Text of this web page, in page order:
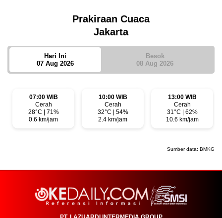
Prakiraan Cuaca
Jakarta
Hari Ini
07 Aug 2026
Besok
08 Aug 2026
07:00 WIB
Cerah
28°C | 71%
0.6 km/jam
10:00 WIB
Cerah
32°C | 54%
2.4 km/jam
13:00 WIB
Cerah
31°C | 62%
10.6 km/jam
Sumber data: BMKG